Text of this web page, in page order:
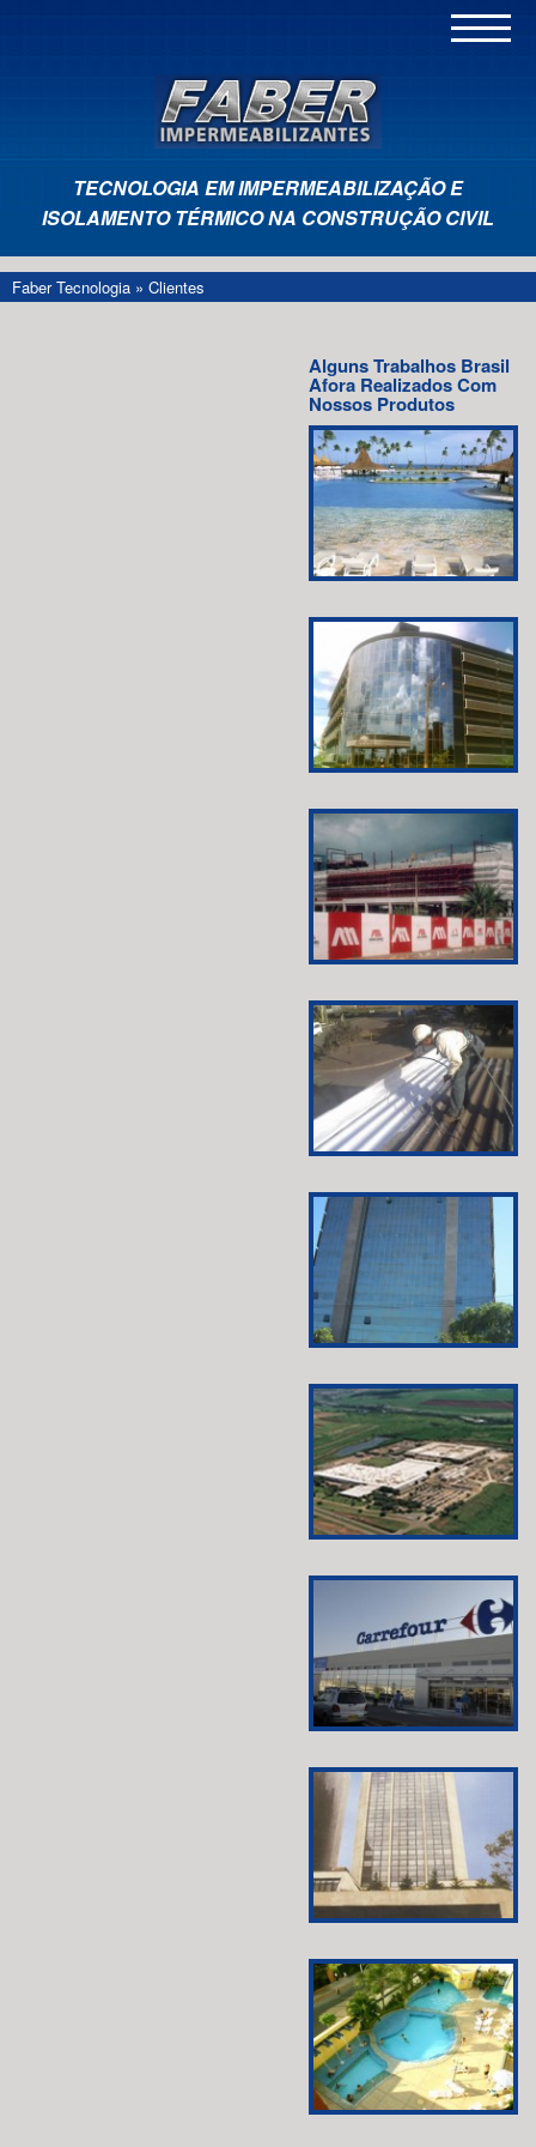
TECNOLOGIA EM IMPERMEABILIZAÇÃO E
ISOLAMENTO TÉRMICO NA CONSTRUÇÃO CIVIL
Faber Tecnologia » Clientes
Alguns Trabalhos Brasil
Afora Realizados Com
Nossos Produtos